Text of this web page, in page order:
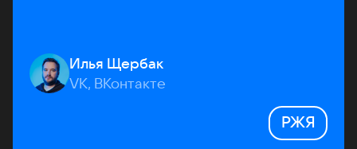
Илья Щербак
VK, ВКонтакте
РЖЯ